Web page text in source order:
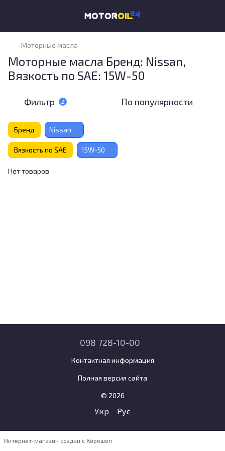
Моторные масла
Моторные масла Бренд: Nissan,
Вязкость по SAE: 15W-50
Фильтр 2 По популярности
Бренд Nissan
Вязкость по SAE 15W-50
Нет товаров
098 728-10-00
Контактная информация
Полная версия сайта
© 2026
Укр Рус
Интернет-магазин создан с Хорошоп